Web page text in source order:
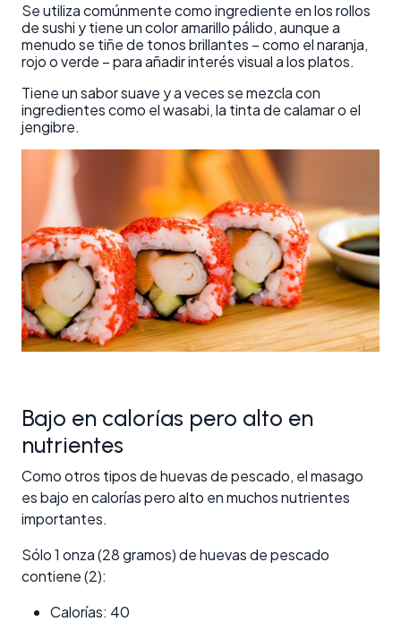
Se utiliza comúnmente como ingrediente en los rollos
de sushi y tiene un color amarillo pálido, aunque a
menudo se tiñe de tonos brillantes – como el naranja,
rojo o verde – para añadir interés visual a los platos.
Tiene un sabor suave y a veces se mezcla con
ingredientes como el wasabi, la tinta de calamar o el
jengibre.
Bajo en calorías pero alto en
nutrientes
Como otros tipos de huevas de pescado, el masago
es bajo en calorías pero alto en muchos nutrientes
importantes.
Sólo 1 onza (28 gramos) de huevas de pescado
contiene (2):
Calorías: 40